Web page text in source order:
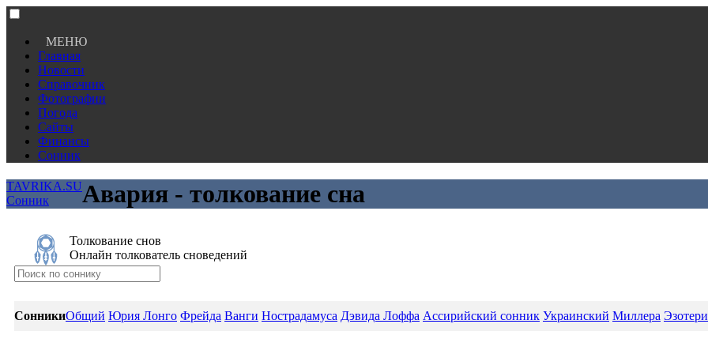
МЕНЮ
Главная
Новости
Справочник
Фотографии
Погода
Сайты
Финансы
Сонник
TAVRIKA.SU
Сонник
Авария - толкование сна
Толкование снов
Онлайн толкователь сноведений
СонникиОбщий Юрия Лонго Фрейда Ванги Нострадамуса Дэвида Лоффа Ассирийский сонник Украинский Миллера